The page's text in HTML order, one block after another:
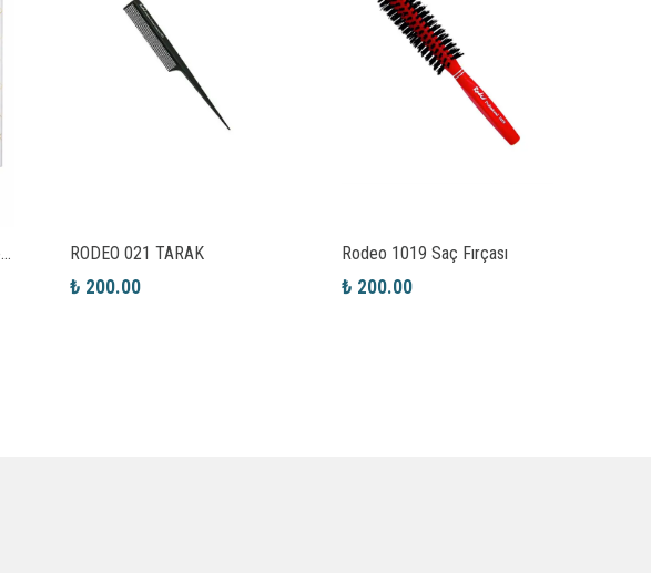
Rodeo 3IN1-B Saç Fırçası Seti Siyah RODEO 021 TARAK
₺ 200.00
Rodeo 1019 Saç Fırçası
₺ 200.00